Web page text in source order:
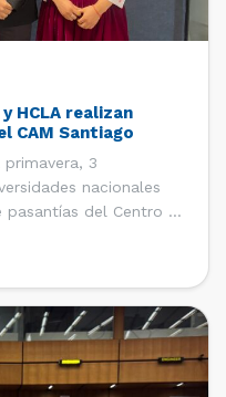
HCLA realizan
CAM Santiago
3
nacionales
del Centro de
noviembre y el 30 de
Ingrid Ivania […]